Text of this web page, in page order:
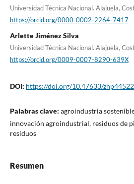
Universidad Técnica Nacional. Alajuela,
https://orcid.org/0000-0002-2264-7417
Arlette Jiménez Silva
Universidad Técnica Nacional. Alajuela,
https://orcid.org/0009-0007-8290-639X
DOI: https://doi.org/10.47633/zhp44522
Palabras clave: agroindustria
innovación agroindustrial, residuos de
residuos
Resumen